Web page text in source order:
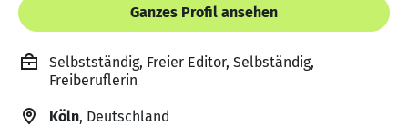
Ganzes Profil ansehen
Selbstständig, Freier Editor, Selbständig,
Freiberuflerin
Köln, Deutschland